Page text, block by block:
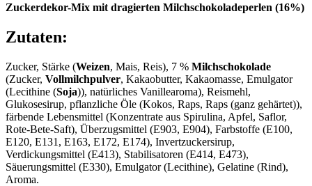
Zuckerdekor-Mix mit dragierten Milchschokoladeperlen (16%)
Zutaten:
Zucker, Stärke (Weizen, Mais, Reis), 7 % Milchschokolade
(Zucker, Vollmilchpulver, Kakaobutter, Kakaomasse, Emulgator
(Lecithine (Soja)), natürliches Vanillearoma), Reismehl,
Glukosesirup, pflanzliche Öle (Kokos, Raps, Raps (ganz gehärtet)),
färbende Lebensmittel (Konzentrate aus Spirulina, Apfel, Saflor,
Rote-Bete-Saft), Überzugsmittel (E903, E904), Farbstoffe (E100,
E120, E131, E163, E172, E174), Invertzuckersirup,
Verdickungsmittel (E413), Stabilisatoren (E414, E473),
Säuerungsmittel (E330), Emulgator (Lecithine), Gelatine (Rind),
Aroma.